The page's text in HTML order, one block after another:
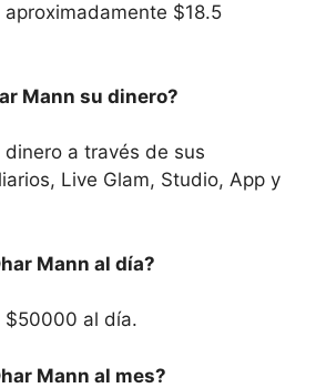
aproximadamente $18.5
Mann su dinero?
dinero a través de sus
Live Glam, Studio, App y
Mann al día?
$50000 al día.
Mann al mes?